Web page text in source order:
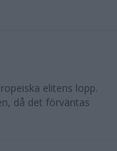
elitens lopp.
då det förväntas